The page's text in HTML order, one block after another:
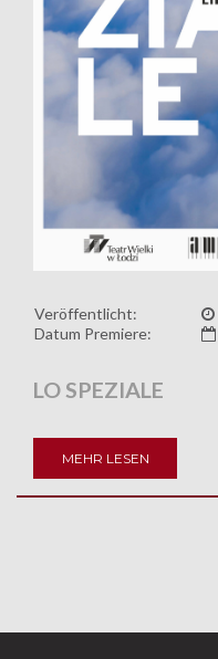
Veröffentlicht:
Datum Premiere:
LO SPEZIALE
MEHR LESEN